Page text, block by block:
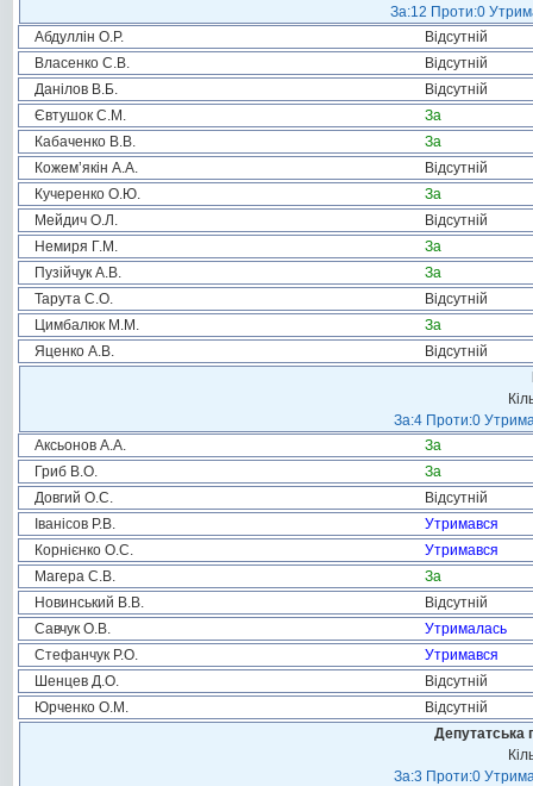
За:12 Проти:0
Абдуллін О.Р.
Відсутній
Власенко С.В.
Відсутній
Данілов В.Б.
Відсутній
Євтушок С.М.
За
Кабаченко В.В.
За
Кожем’якін А.А.
Відсутній
Кучеренко О.Ю.
За
Мейдич О.Л.
Відсутній
Немиря Г.М.
За
Пузійчук А.В.
За
Тарута С.О.
Відсутній
Цимбалюк М.М.
За
Яценко А.В.
Відсутній
За:4 Проти:0
Аксьонов А.А.
За
Гриб В.О.
За
Довгий О.С.
Відсутній
Іванісов Р.В.
Утримався
Корнієнко О.С.
Утримався
Магера С.В.
За
Новинський В.В.
Відсутній
Савчук О.В.
Утрималась
Стефанчук Р.О.
Утримався
Шенцев Д.О.
Відсутній
Юрченко О.М.
Відсутній
Депутатська
За:3 Проти:0